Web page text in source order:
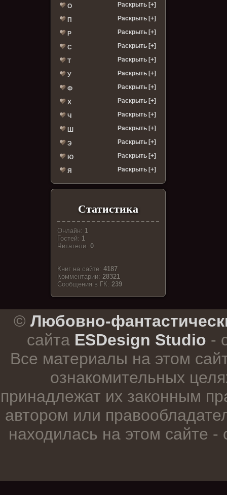
О Раскрыть [+]
П Раскрыть [+]
Р Раскрыть [+]
С Раскрыть [+]
Т Раскрыть [+]
У Раскрыть [+]
Ф Раскрыть [+]
Х Раскрыть [+]
Ч Раскрыть [+]
Ш Раскрыть [+]
Э Раскрыть [+]
Ю Раскрыть [+]
Я Раскрыть [+]
Статистика
Онлайн: 1
Гостей: 1
Читатели:0
Книг на сайте:4187
Комментарии:28321
Cообщения в ГК:239
© Любовно-
сайта ESDesign Studio -
Все материалы на этом
ознакомительных
принадлежат их законным
автором или
находилась на этом сайте